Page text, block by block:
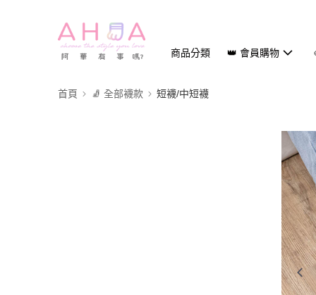
商品分類 👑 會員購物
首頁 🧦 全部襪款 短襪/中短襪